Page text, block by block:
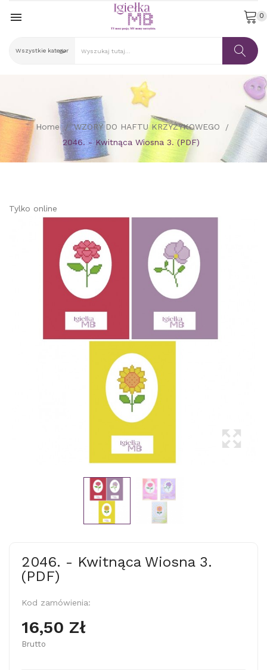
 0
Home
WZORY DO HAFTU KRZYŻYKOWEGO
2046. - Kwitnąca Wiosna 3. (PDF)
Tylko online
2046. - Kwitnąca Wiosna 3.
(PDF)
Kod zamówienia:
16,50 Zł
Brutto